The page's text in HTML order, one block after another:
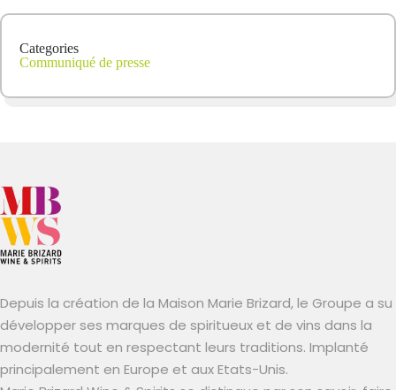
Categories
Communiqué de presse
Depuis la création de la Maison Marie Brizard, le Groupe a su
développer ses marques de spiritueux et de vins dans la
modernité tout en respectant leurs traditions. Implanté
principalement en Europe et aux Etats-Unis.